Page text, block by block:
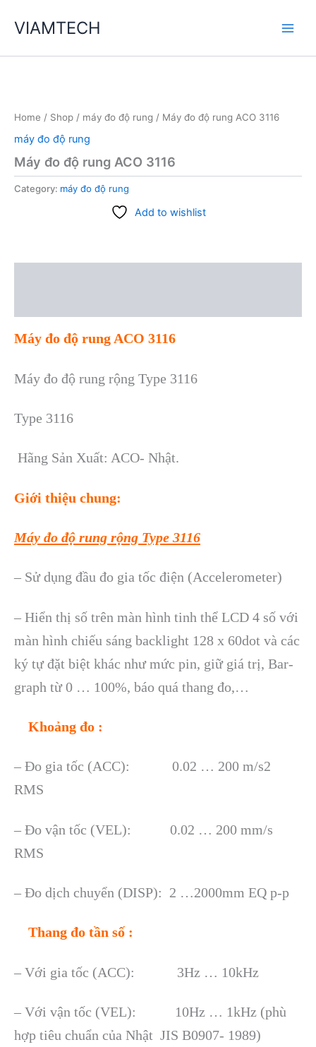
VIAMTECH
Home / Shop / máy đo độ rung / Máy đo độ rung ACO 3116
máy đo độ rung
Máy đo độ rung ACO 3116
Category: máy đo độ rung
Add to wishlist
Máy đo độ rung ACO 3116
Máy đo độ rung rộng Type 3116
Type 3116
Hãng Sản Xuất: ACO- Nhật.
Giới thiệu chung:
Máy đo độ rung rộng Type 3116
– Sử dụng đầu đo gia tốc điện (Accelerometer)
– Hiển thị số trên màn hình tinh thể LCD 4 số với
màn hình chiếu sáng backlight 128 x 60dot và các
ký tự đặt biệt khác như mức pin, giữ giá trị, Bar-
graph từ 0 … 100%, báo quá thang đo,…
Khoảng đo :
– Đo gia tốc (ACC): 0.02 … 200 m/s2
RMS
– Đo vận tốc (VEL): 0.02 … 200 mm/s
RMS
– Đo dịch chuyển (DISP): 2 …2000mm EQ p-p
Thang đo tần số :
– Với gia tốc (ACC): 3Hz … 10kHz
– Với vận tốc (VEL): 10Hz … 1kHz (phù
hợp tiêu chuẩn của Nhật JIS B0907- 1989)